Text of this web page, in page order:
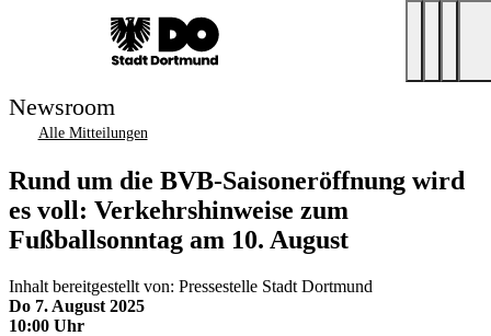
Newsroom
Alle Mitteilungen
Rund um die BVB-Saisoneröffnung wird
es voll: Verkehrshinweise zum
Fußballsonntag am 10. August
Inhalt bereitgestellt von: Pressestelle Stadt Dortmund
Do 7. August 2025
10:00 Uhr